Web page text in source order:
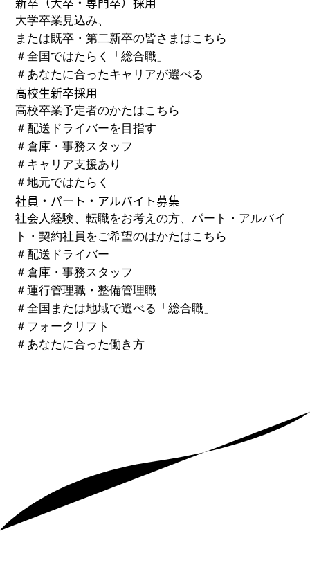
大学卒業見込み、
または既卒・第二新卒の皆さまはこちら
＃全国ではたらく「総合職」
＃ あなたに合ったキャリアが選べる
高校生新卒採用
高校卒業予定者のかたはこちら
＃配送ドライバーを目指す
＃倉庫・事務スタッフ
＃ キャリア支援あり
＃地元ではたらく
社員・パート・アルバイト募集
社会人経験、転職をお考えの方、パート・アルバイ
ト・契約社員をご希望のはかたはこちら
＃配送ドライバー
＃倉庫・事務スタッフ
＃運行管理職・整備管理職
＃全国または地域で選べる「総合職」
＃ フォークリフト
＃ あなたに合った働き方